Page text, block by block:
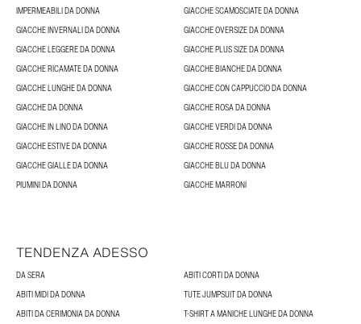
IMPERMEABILI DA DONNA
GIACCHE SCAMOSCIATE DA DONNA
GIACCHE INVERNALI DA DONNA
GIACCHE OVERSIZE DA DONNA
GIACCHE LEGGERE DA DONNA
GIACCHE PLUS SIZE DA DONNA
GIACCHE RICAMATE DA DONNA
GIACCHE BIANCHE DA DONNA
GIACCHE LUNGHE DA DONNA
GIACCHE CON CAPPUCCIO DA DONNA
GIACCHE DA DONNA
GIACCHE ROSA DA DONNA
GIACCHE IN LINO DA DONNA
GIACCHE VERDI DA DONNA
GIACCHE ESTIVE DA DONNA
GIACCHE ROSSE DA DONNA
GIACCHE GIALLE DA DONNA
GIACCHE BLU DA DONNA
PIUMINI DA DONNA
GIACCHE MARRONI
TENDENZA ADESSO
DA SERA
ABITI CORTI DA DONNA
ABITI MIDI DA DONNA
TUTE JUMPSUIT DA DONNA
ABITI DA CERIMONIA DA DONNA
T-SHIRT A MANICHE LUNGHE DA DONNA